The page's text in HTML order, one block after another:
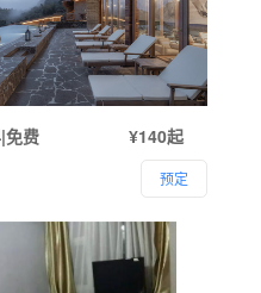
¥140起
免费
预定